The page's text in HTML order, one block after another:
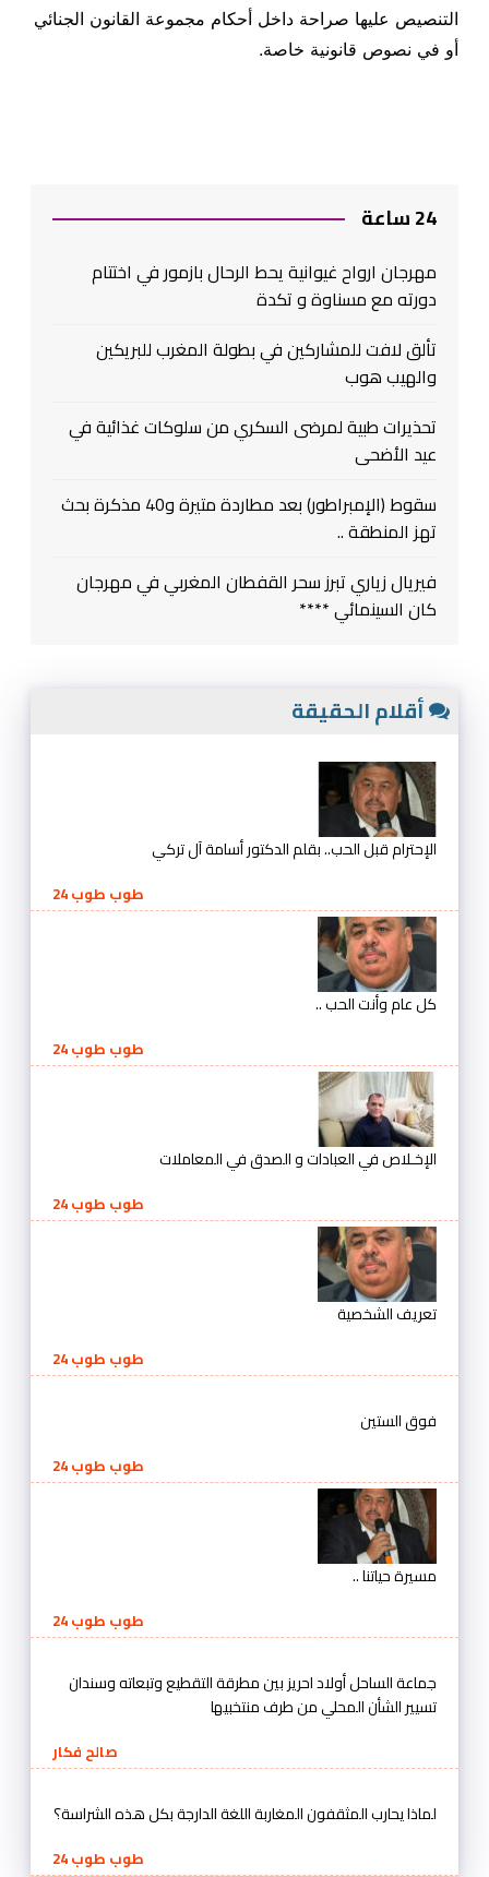
التنصيص عليها صراحة داخل أحكام مجموعة القانون الجنائي
أو في نصوص قانونية خاصة.
24 ساعة
مهرجان ارواح غيوانية يحط الرحال بازمور في اختتام
دورته مع مسناوة و تكدة
تألق لافت للمشاركين في بطولة المغرب للبريكين
والهيب هوب
تحذيرات طبية لمرضى السكري من سلوكات غذائية في
عيد الأضحى
سقوط (الإمبراطور) بعد مطاردة متيرة و40 مذكرة بحث
تهز المنطقة ..
فيريال زياري تبرز سحر القفطان المغربي في مهرجان
كان السينمائي ****
أقلام الحقيقة
الإحترام قبل الحب.. بقلم الدكتور أسامة آل تركي
طوب طوب 24
كل عام وأنت الحب ..
طوب طوب 24
الإخـلاص في العبادات و الصدق في المعاملات
طوب طوب 24
تعريف الشخصية
طوب طوب 24
فوق الستين
طوب طوب 24
مسيرة حياتنا ..
طوب طوب 24
جماعة الساحل أولاد احريز بين مطرقة التقطيع وتبعاته وسندان
تسيير الشأن المحلي من طرف منتخبيها
صالح فكار
لماذا يحارب المثقفون المغاربة اللغة الدارجة بكل هذه الشراسة؟
طوب طوب 24